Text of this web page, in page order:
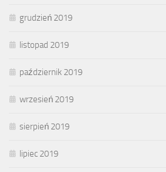
grudzień 2019
listopad 2019
październik 2019
wrzesień 2019
sierpień 2019
lipiec 2019